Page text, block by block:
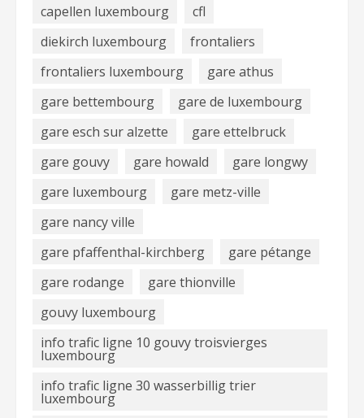
capellen luxembourg
cfl
diekirch luxembourg
frontaliers
frontaliers luxembourg
gare athus
gare bettembourg
gare de luxembourg
gare esch sur alzette
gare ettelbruck
gare gouvy
gare howald
gare longwy
gare luxembourg
gare metz-ville
gare nancy ville
gare pfaffenthal-kirchberg
gare pétange
gare rodange
gare thionville
gouvy luxembourg
info trafic ligne 10 gouvy troisvierges
luxembourg
info trafic ligne 30 wasserbillig trier
luxembourg